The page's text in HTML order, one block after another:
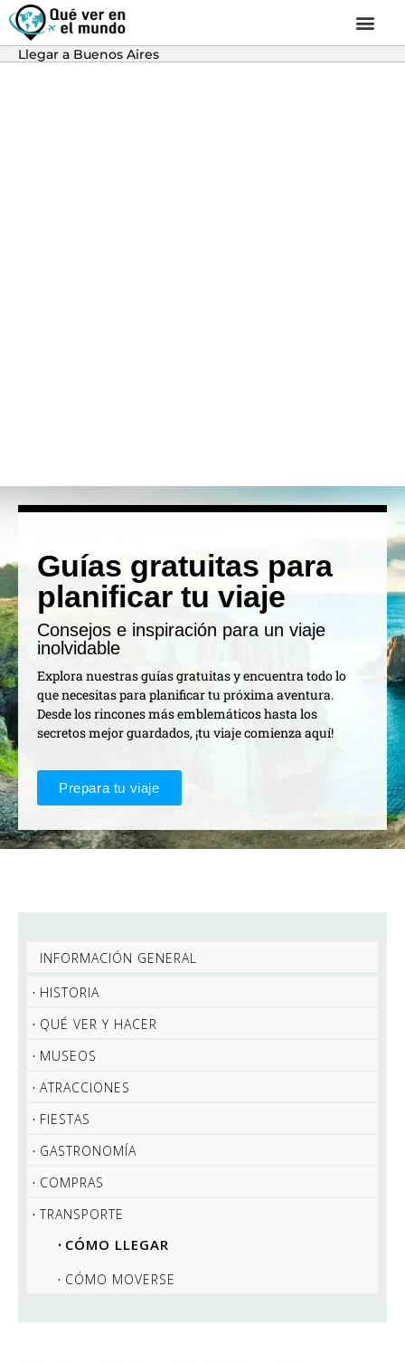
Llegar a Buenos Aires
Guías gratuitas para
planificar tu viaje
Consejos e inspiración para un viaje
inolvidable
Explora nuestras guías gratuitas y encuentra todo lo
que necesitas para planificar tu próxima aventura.
Desde los rincones más emblemáticos hasta los
secretos mejor guardados, ¡tu viaje comienza aquí!
Prepara tu viaje
INFORMACIÓN GENERAL
HISTORIA
QUÉ VER Y HACER
MUSEOS
ATRACCIONES
FIESTAS
GASTRONOMÍA
COMPRAS
TRANSPORTE
CÓMO LLEGAR
CÓMO MOVERSE